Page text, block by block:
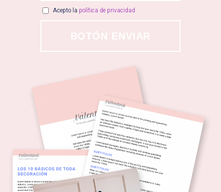
Acepto la política de privacidad